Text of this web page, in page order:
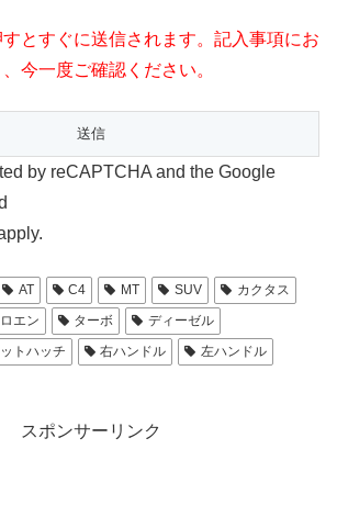
とすぐに送信されます。記入事項にお
今一度ご確認ください。
by reCAPTCHA and the Google
AT C4 MT SUV
カクタス
エン ターボ
ディーゼル
トハッチ 右ハンドル
左ハンドル
スポンサーリンク